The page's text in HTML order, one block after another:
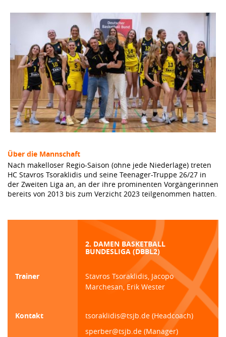
Über die Mannschaft
Nach makelloser Regio-Saison (ohne jede Niederlage) treten
HC Stavros Tsoraklidis und seine Teenager-Truppe 26/27 in
der Zweiten Liga an, an der ihre prominenten Vorgängerinnen
bereits von 2013 bis zum Verzicht 2023 teilgenommen hatten.
2. DAMEN BASKETBALL
BUNDESLIGA (DBBL2)
Trainer
Stavros Tsoraklidis, Jacopo
Marchesan, Erik Wester
Kontakt
tsoraklidis@tsjb.de (Headcoach)
sperber@tsjb.de (Manager)